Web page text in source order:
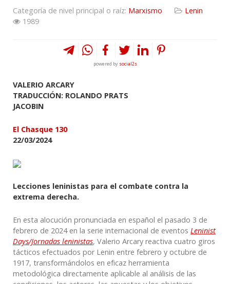
Categoría de nivel principal o raíz: Marxismo
Lenin
1989
powered by social2s
VALERIO ARCARY
TRADUCCIÓN: ROLANDO PRATS
JACOBIN
El Chasque 130
22/03/2024
Lecciones leninistas para el combate contra la
extrema derecha.
En esta alocución pronunciada en español el pasado 3 de
febrero de 2024 en la serie internacional de eventos Leninist
Days/Jornadas leninistas, Valerio Arcary reactiva cuatro giros
tácticos efectuados por Lenin entre febrero y octubre de
1917, transformándolos en eficaz herramienta
metodológica directamente aplicable al análisis de las